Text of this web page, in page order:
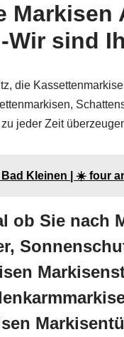
Wir sind
die
jeder Zeit
Bad Kleinen | ☀️ four
ob Sie nach